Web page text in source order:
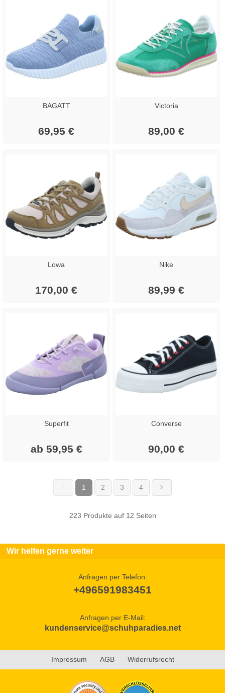
BAGATT
69,95 €
Victoria
89,00 €
Lowa
170,00 €
Nike
89,99 €
Superfit
ab 59,95 €
Converse
90,00 €
1 (current)
2 3 4
223 Produkte auf 12 Seiten
Wir helfen gerne weiter
Anfragen per Telefon:
+496591983451
Anfragen per E-Mail:
kundenservice@schuhparadies.net
Impressum AGB Widerrufsrecht